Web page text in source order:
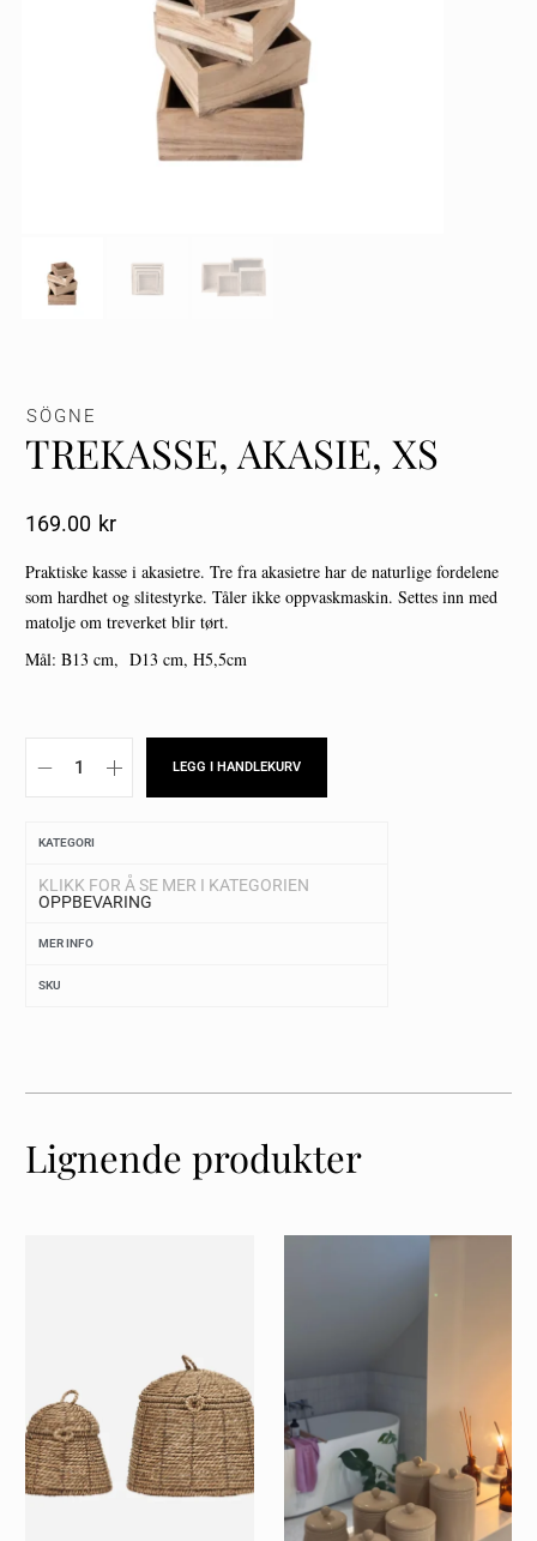
SÖGNE
TREKASSE, AKASIE, XS
169.00 Kr
Praktiske kasse i akasietre. Tre fra akasietre har de naturlige fordelene
som hardhet og slitestyrke. Tåler ikke oppvaskmaskin. Settes inn med
matolje om treverket blir tørt.
Mål: B13 cm, D13 cm, H5,5cm
LEGG I HANDLEKURV
KATEGORI
KLIKK FOR Å SE MER I KATEGORIEN
OPPBEVARING
MER INFO
SKU
Lignende produkter